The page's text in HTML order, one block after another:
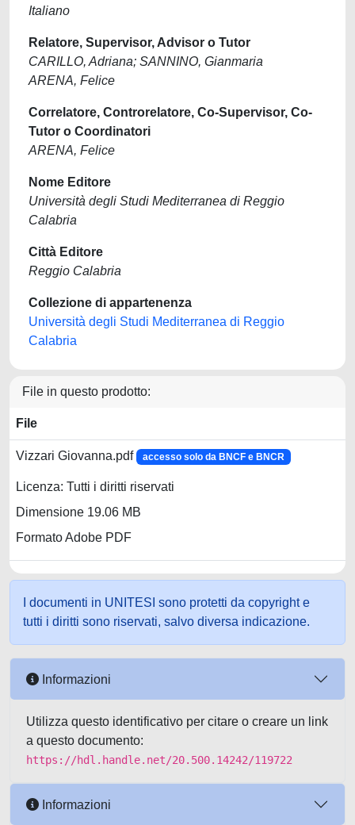
Italiano
Relatore, Supervisor, Advisor o Tutor
CARILLO, Adriana; SANNINO, Gianmaria
ARENA, Felice
Correlatore, Controrelatore, Co-Supervisor, Co-
Tutor o Coordinatori
ARENA, Felice
Nome Editore
Università degli Studi Mediterranea di Reggio
Calabria
Città Editore
Reggio Calabria
Collezione di appartenenza
Università degli Studi Mediterranea di Reggio
Calabria
File in questo prodotto:
File
Vizzari Giovanna.pdf accesso solo da BNCF e BNCR
Licenza: Tutti i diritti riservati
Dimensione 19.06 MB
Formato Adobe PDF
I documenti in UNITESI sono protetti da copyright e
tutti i diritti sono riservati, salvo diversa indicazione.
Informazioni
Utilizza questo identificativo per citare o creare un link
a questo documento:
https://hdl.handle.net/20.500.14242/119722
Informazioni